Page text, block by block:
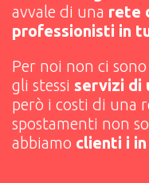
avvale di una rete
professionisti in
Per noi non ci
gli stessi servizi di
però i costi di una
spostamenti non
abbiamo clienti i